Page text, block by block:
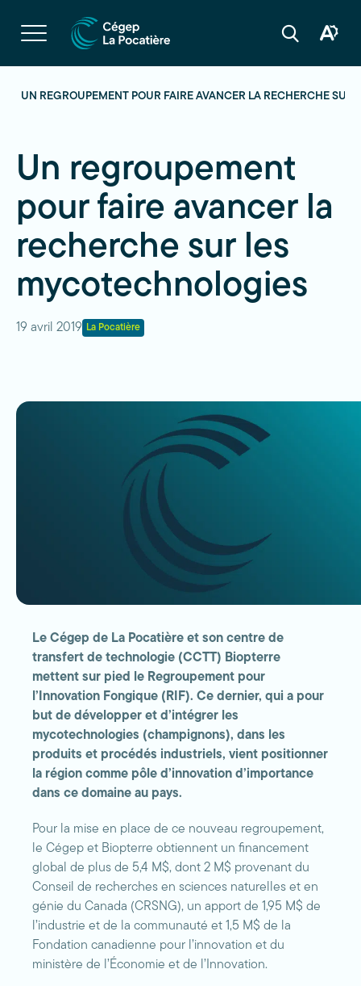
Ouvrir
la
navigation
Ouvrir
Ouvrir
UN REGROUPEMENT POUR FAIRE AVANCER LA RECHERCHE SUR
Un regroupement
pour faire avancer la
recherche sur les
mycotechnologies
19 avril 2019 La Pocatière
Le Cégep de La Pocatière et son centre de
transfert de technologie (CCTT) Biopterre
mettent sur pied le Regroupement pour
l’Innovation Fongique (RIF). Ce dernier, qui a pour
but de développer et d’intégrer les
mycotechnologies (champignons), dans les
produits et procédés industriels, vient positionner
la région comme pôle d’innovation d’importance
dans ce domaine au pays.
Pour la mise en place de ce nouveau regroupement,
le Cégep et Biopterre obtiennent un financement
global de plus de 5,4 M$, dont 2 M$ provenant du
Conseil de recherches en sciences naturelles et en
génie du Canada (CRSNG), un apport de 1,95 M$ de
l’industrie et de la communauté et 1,5 M$ de la
Fondation canadienne pour l’innovation et du
ministère de l’Économie et de l’Innovation.